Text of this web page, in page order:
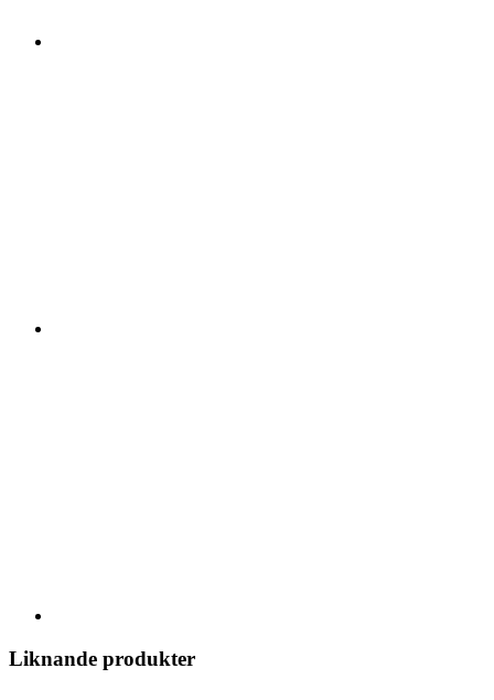
Liknande produkter